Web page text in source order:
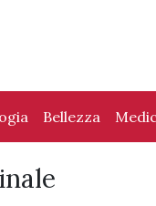
Bellezza